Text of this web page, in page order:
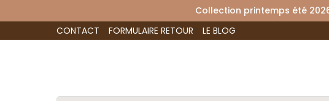
Collection
CONTACT
FORMULAIRE RETOUR LE BLOG